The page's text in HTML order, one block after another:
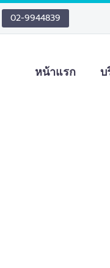
02-9944839
หน้าแรก บ